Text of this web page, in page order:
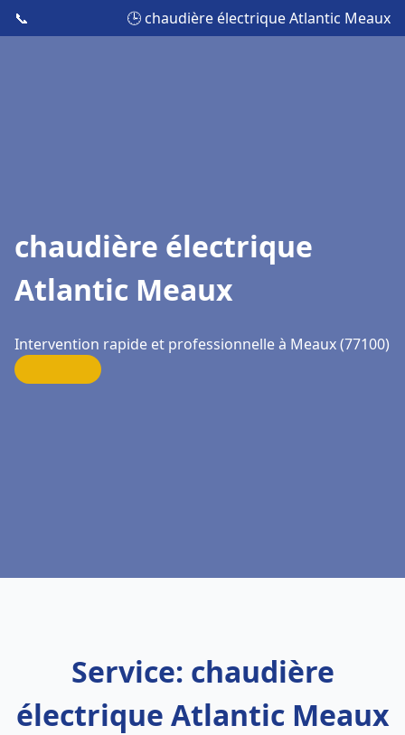
📞 🕒 chaudière électrique Atlantic Meaux
chaudière électrique
Atlantic Meaux
Intervention rapide et professionnelle à Meaux (77100)
Service: chaudière
électrique Atlantic Meaux